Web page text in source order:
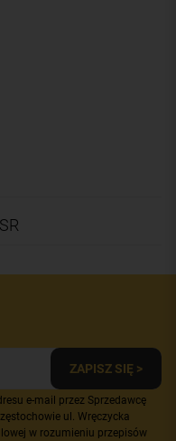
ZAPISZ SIĘ >
e-mail przez Sprzedawcę
ul. Wręczycka
w rozumieniu przepisów